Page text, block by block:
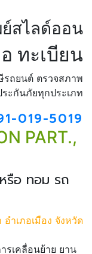
สไลด์ออน
ทะเบียน
รถยนต์ ตรวจสภาพ
ระกันภัยทุกประเภท
019-5019
PART.,
รือ ทอม รถ
ำเภอเมือง จังหวัด
รเคลื่อนย้าย ยาน